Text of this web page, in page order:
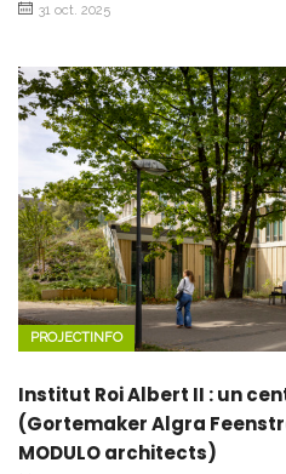
31 oct. 2025
PROJECTINFO
Institut Roi Albert II : un
(Gortemaker Algra
MODULO architects)